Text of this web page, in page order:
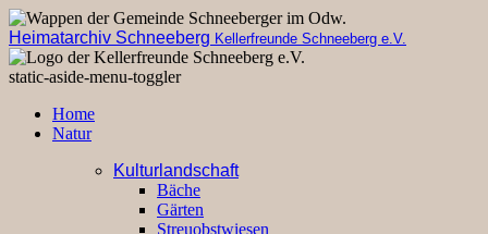
Heimatarchiv Schneeberg Kellerfreunde Schneeberg e.V.
static-aside-menu-toggler
Home
Natur
Kulturlandschaft
Bäche
Gärten
Streuobstwiesen